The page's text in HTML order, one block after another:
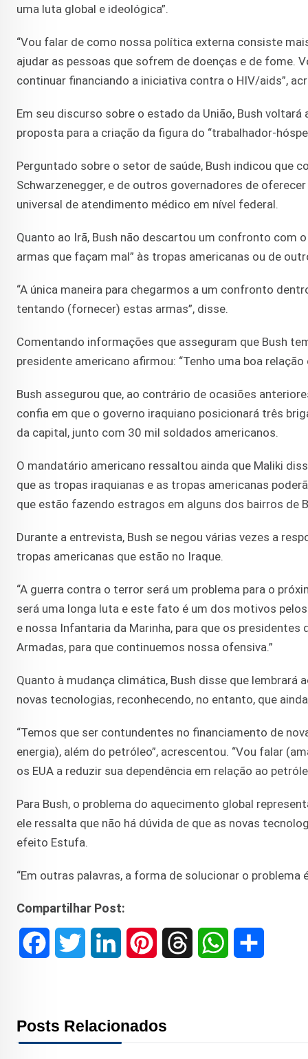
uma luta global e ideológica”.
“Vou falar de como nossa política externa consiste
ajudar as pessoas que sofrem de doenças e de fome.
continuar financiando a iniciativa contra o HIV/aids”,
Em seu discurso sobre o estado da União, Bush
proposta para a criação da figura do “trabalhador-
Perguntado sobre o setor de saúde, Bush indicou que
Schwarzenegger, e de outros governadores de
universal de atendimento médico em nível federal.
Quanto ao Irã, Bush não descartou um confronto com
armas que façam mal” às tropas americanas ou de
“A única maneira para chegarmos a um confronto
tentando (fornecer) estas armas”, disse.
Comentando informações que asseguram que Bush
presidente americano afirmou: “Tenho uma boa
Bush assegurou que, ao contrário de ocasiões
confia em que o governo iraquiano posicionará três
da capital, junto com 30 mil soldados americanos.
O mandatário americano ressaltou ainda que Maliki
que as tropas iraquianas e as tropas americanas
que estão fazendo estragos em alguns dos bairros de
Durante a entrevista, Bush se negou várias vezes a
tropas americanas que estão no Iraque.
“A guerra contra o terror será um problema para o
será uma longa luta e este fato é um dos motivos
e nossa Infantaria da Marinha, para que os
Armadas, para que continuemos nossa ofensiva.”
Quanto à mudança climática, Bush disse que lembrará
novas tecnologias, reconhecendo, no entanto, que
“Temos que ser contundentes no financiamento de
energia), além do petróleo”, acrescentou. “Vou falar
os EUA a reduzir sua dependência em relação ao
Para Bush, o problema do aquecimento global
ele ressalta que não há dúvida de que as novas
efeito Estufa.
“Em outras palavras, a forma de solucionar o
Compartilhar Post:
e t k t
Posts Relacionados